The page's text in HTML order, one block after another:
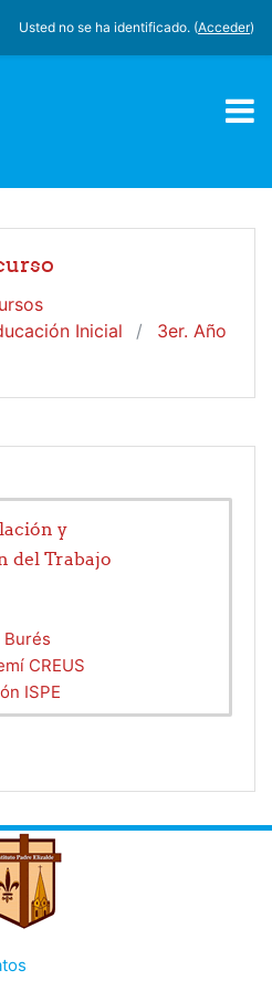
Usted no se ha identificado. (Acceder)
Inicial
3er. Año
y
del Trabajo
Burés
CREUS
ISPE